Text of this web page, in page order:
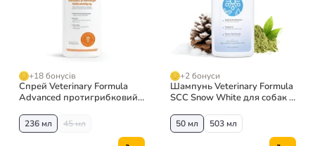
+18 бонусів
Спрей Veterinary Formula
Advanced протигрибковий
236 мл 45 мл
+2 бонуси
Шампунь Veterinary Formula
SCC Snow White для собак і
50 мл 503 мл